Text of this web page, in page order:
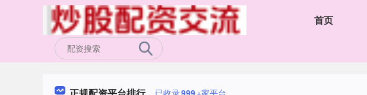
首页
已收录999+家平台